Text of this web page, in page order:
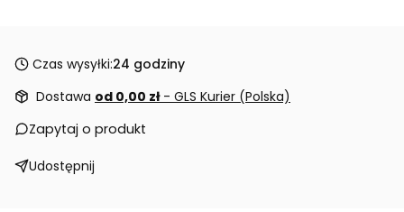
Czas wysyłki:24 godziny
Dostawa od 0,00 zł - GLS Kurier (Polska)
Zapytaj o produkt
Udostępnij